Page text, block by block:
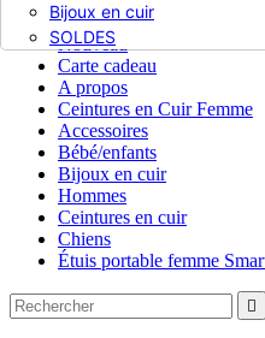
  En stock
Bijoux en cuir
SOLDES
Nouveau
Carte cadeau
A propos
Ceintures en Cuir Femme
Accessoires
Bébé/enfants
Bijoux en cuir
Hommes
Ceintures en cuir
Chiens
Étuis portable femme
